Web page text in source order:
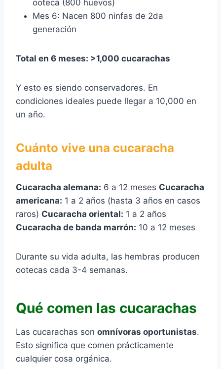
ooteca (800 huevos)
Mes 6: Nacen 800 ninfas de 2da
generación
Total en 6 meses: >1,000 cucarachas
Y esto es siendo conservadores. En
condiciones ideales puede llegar a 10,000 en
un año.
Cuánto vive una cucaracha
adulta
Cucaracha alemana: 6 a 12 meses Cucaracha
americana: 1 a 2 años (hasta 3 años en casos
raros) Cucaracha oriental: 1 a 2 años
Cucaracha de banda marrón: 10 a 12 meses
Durante su vida adulta, las hembras producen
ootecas cada 3-4 semanas.
Qué comen las cucarachas
Las cucarachas son omnívoras oportunistas.
Esto significa que comen prácticamente
cualquier cosa orgánica.